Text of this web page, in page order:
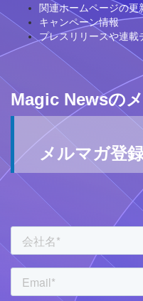
関連ホームページの更
キャンペーン情報
プレスリリースや連
Magic Newsの
メルマガ登